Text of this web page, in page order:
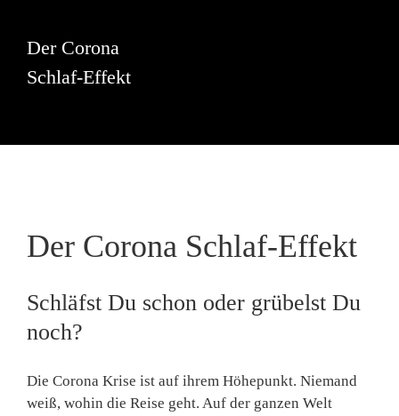
Der Corona
Schlaf-Effekt
Der Corona Schlaf-Effekt
Schläfst Du schon oder grübelst Du
noch?
Die Corona Krise ist auf ihrem Höhepunkt. Niemand
weiß, wohin die Reise geht. Auf der ganzen Welt